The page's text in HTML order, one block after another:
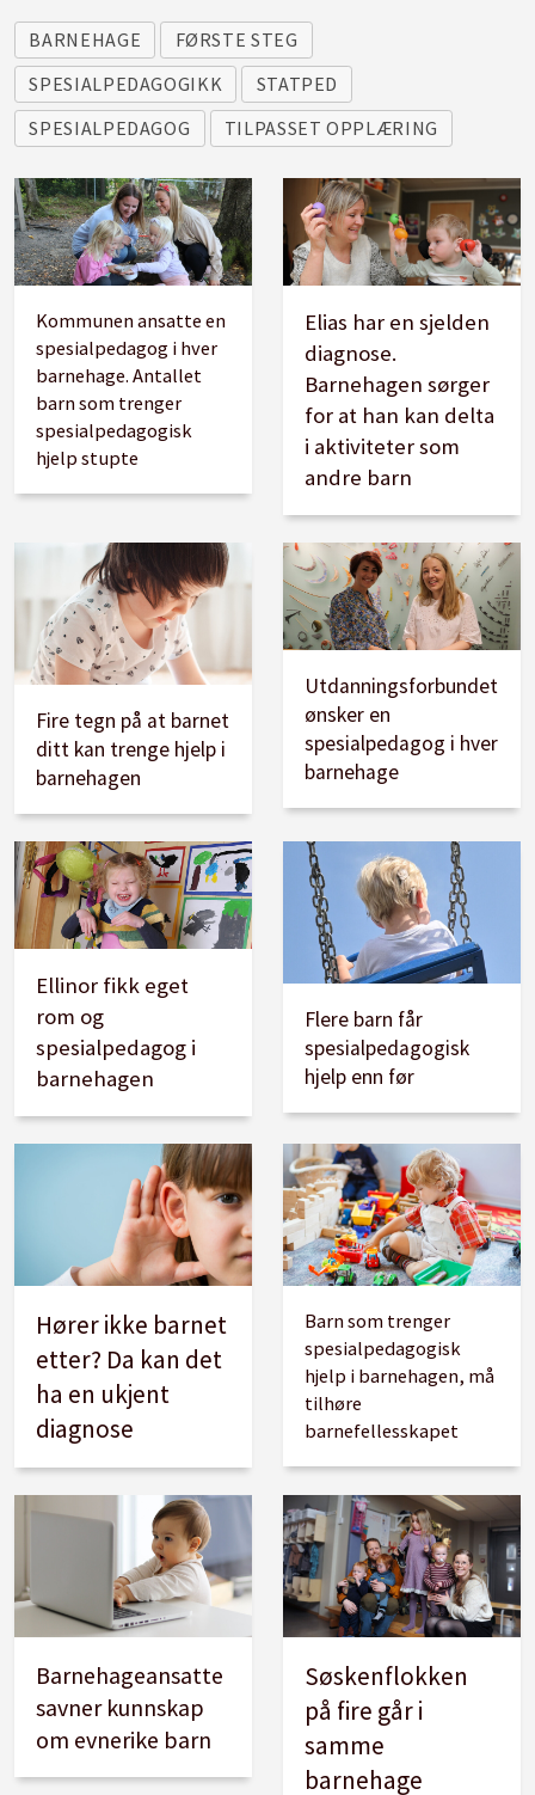
● Ansatte som gir spesialpedagogisk hjelp, skal
som hovedregel ha formell pedagogisk eller
spesialpedagogisk kompetanse.
● Det skal utvikles videreutdanningstilbud i
spesialpedagogikk for barnehagelærere.
● Det skal settes i gang varige
samarbeid med KS, for kommuner og
fylkeskommuner.
● Statped skal være et landsdekkende tilbud
og avgrenses til å gjelde særlig spesialiserte
fagområder og svært kompliserte saker.
● Det skal overføres ressurser fra Statped til
kompetansetiltak i kommuner og
fylkeskommuner, med vekt på PP-tjenesten.
Kilde:Stortingsmelding 6 Tett på – tidlig innsats
og inkluderende fellesskap i barnehage, skole
BARNEHAGE
FØRSTE STEG
SPESIALPEDAGOGIKK
STATPED
SPESIALPEDAGOG
TILPASSET OPPLÆRING
Kommunen ansatte en
spesialpedagog i hver
barnehage. Antallet
barn som trenger
spesialpedagogisk
hjelp stupte
Elias har en sjelden
diagnose.
Barnehagen sørger
for at han kan delta
i aktiviteter som
andre barn
Fire tegn på at barnet
ditt kan trenge hjelp i
barnehagen
Utdanningsforbundet
ønsker en
spesialpedagog i hver
barnehage
Ellinor fikk eget
rom og
spesialpedagog i
barnehagen
Flere barn får
spesialpedagogisk
hjelp enn før
Hører ikke barnet
etter? Da kan det
ha en ukjent
diagnose
Barn som trenger
spesialpedagogisk
hjelp i barnehagen, må
tilhøre
barnefellesskapet
Barnehageansatte
savner kunnskap
om evnerike barn
Søskenflokken
på fire går i
samme
barnehage